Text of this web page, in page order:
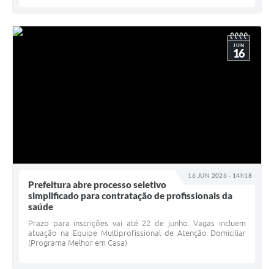
16 JUN 2026 - 14h18
JUN
16
Prefeitura abre processo seletivo
simplificado para contratação de profissionais da
saúde
Prazo para inscrições vai até 22 de junho. Vagas incluem
atuação na Equipe Multiprofissional de Atenção Domiciliar
(Programa Melhor em Casa)